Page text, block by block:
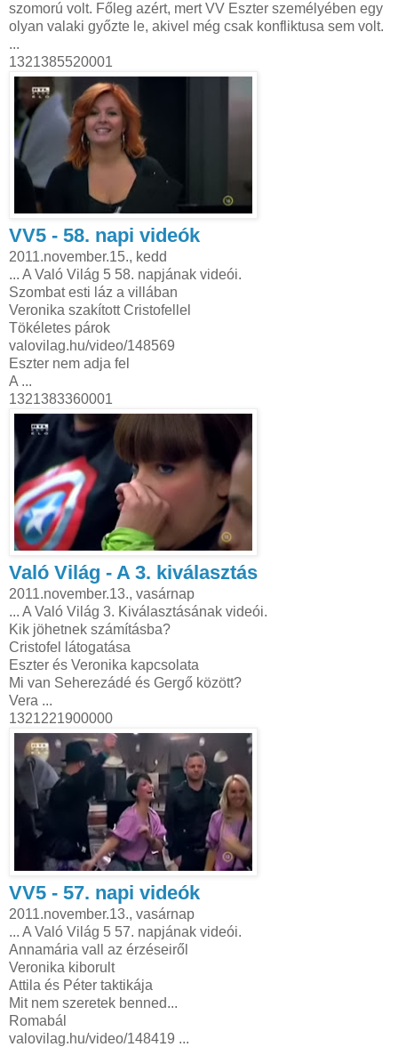
szomorú volt. Főleg azért, mert VV Eszter személyében egy
olyan valaki győzte le, akivel még csak konfliktusa sem volt.
...
1321385520001
VV5 - 58. napi videók
2011.november.15., kedd
... A Való Világ 5 58. napjának videói.
Szombat esti láz a villában
Veronika szakított Cristofellel
Tökéletes párok
valovilag.hu/video/148569
Eszter nem adja fel
A ...
1321383360001
Való Világ - A 3. kiválasztás
2011.november.13., vasárnap
... A Való Világ 3. Kiválasztásának videói.
Kik jöhetnek számításba?
Cristofel látogatása
Eszter és Veronika kapcsolata
Mi van Seherezádé és Gergő között?
Vera ...
1321221900000
VV5 - 57. napi videók
2011.november.13., vasárnap
... A Való Világ 5 57. napjának videói.
Annamária vall az érzéseiről
Veronika kiborult
Attila és Péter taktikája
Mit nem szeretek benned...
Romabál
valovilag.hu/video/148419 ...